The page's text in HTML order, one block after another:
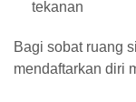
tekanan
Bagi sobat ruang
mendaftarkan diri